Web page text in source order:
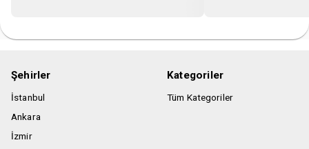
Şehirler
İstanbul
Ankara
İzmir
Kategoriler
Tüm Kategoriler